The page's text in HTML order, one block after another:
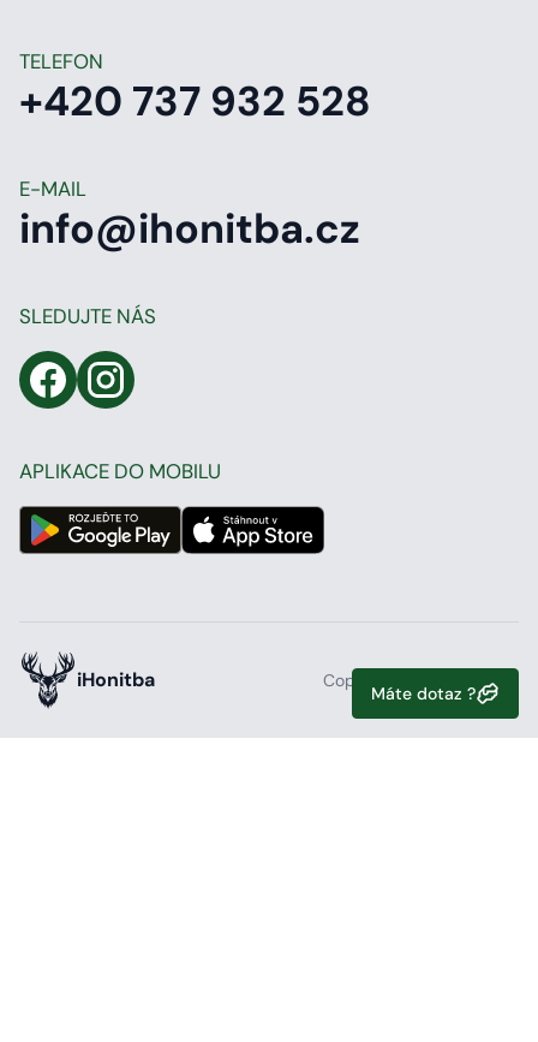
TELEFON
+420 737 932 528
E-MAIL
info@ihonitba.cz
SLEDUJTE NÁS
APLIKACE DO MOBILU
iHonitba Copyright 2026, iHonitba
Máte dotaz ?